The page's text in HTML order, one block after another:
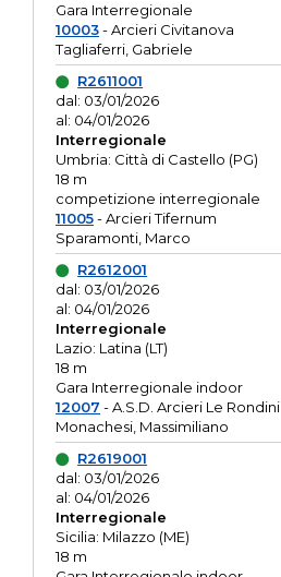
Gara Interregionale
10003- Arcieri Civitanova
Tagliaferri, Gabriele
R2611001
dal: 03/01/2026
al: 04/01/2026
Interregionale
Umbria: Città di Castello (PG)
18 m
competizione interregionale
11005- Arcieri Tifernum
Sparamonti, Marco
R2612001
dal: 03/01/2026
al: 04/01/2026
Interregionale
Lazio: Latina (LT)
18 m
Gara Interregionale indoor
12007 - A.S.D. Arcieri Le Rondini
Monachesi, Massimiliano
R2619001
dal: 03/01/2026
al: 04/01/2026
Interregionale
Sicilia: Milazzo (ME)
18 m